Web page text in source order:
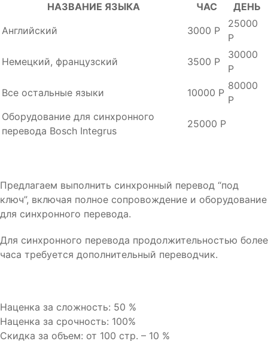
НАЗВАНИЕ ЯЗЫКА ЧАС
ДЕНЬ
Английский
3000 Р
25000
Р
Немецкий, французский
3500 Р
30000
Р
Все остальные языки
10000 Р
80000
Р
Оборудование для синхронного
перевода Bosch Integrus
25000 Р
Предлагаем выполнить синхронный перевод “под
ключ”, включая полное сопровождение и оборудование
для синхронного перевода.
Для синхронного перевода продолжительностью более
часа требуется дополнительный переводчик.
Наценка за сложность: 50 %
Наценка за срочность: 100%
Cкидка за объем: от 100 стр. – 10 %